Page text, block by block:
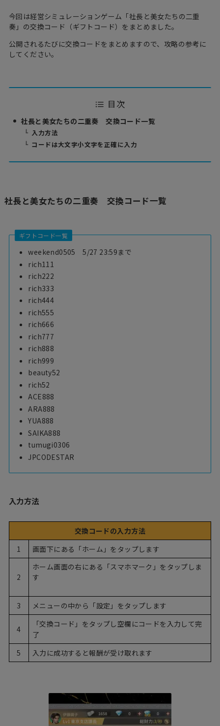
今回は経営シミュレーションゲーム「社長と美女たちの二重
奏」の交換コード（ギフトコード）をまとめました。
公開されるたびに交換コードをまとめますので、攻略の参考に
してください。
目次
社長と美女たちの二重奏 交換コード一覧
入力方法
コードは大文字小文字を正確に入力
社長と美女たちの二重奏 交換コード一覧
ギフトコード一覧
weekend0505 5/27 23:59まで
rich111
rich222
rich333
rich444
rich555
rich666
rich777
rich888
rich999
beauty52
rich52
ACE888
ARA888
YUA888
SAIKA888
tumugi0306
JPCODESTAR
入力方法
交換コードの入力方法
1
画面下にある「ホーム」をタップします
2
ホーム画面の右にある「スマホマーク」をタップしま
す
3 メニューの中から「設定」をタップします
4
「交換コード」をタップし空欄にコードを入力して完
了
5
入力に成功すると報酬が受け取れます